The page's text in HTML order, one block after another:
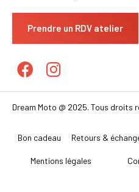
Prendre un RDV atelier
Dream Moto @ 2025. Tous droits
Bon cadeau Retours &
Mentions légales